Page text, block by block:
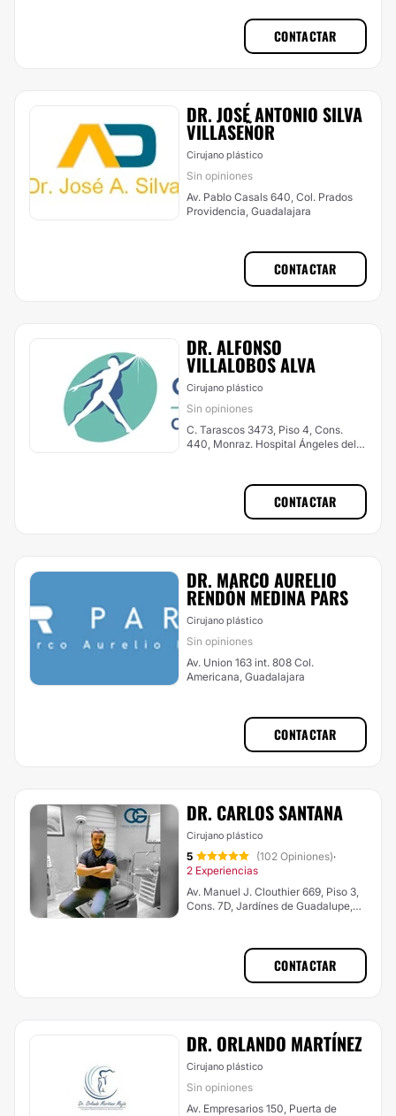
CONTACTAR
DR. JOSÉ ANTONIO SILVA
VILLASEÑOR
Cirujano plástico
Sin opiniones
Av. Pablo Casals 640, Col. Prados
Providencia, Guadalajara
CONTACTAR
DR. ALFONSO
VILLALOBOS ALVA
Cirujano plástico
Sin opiniones
C. Tarascos 3473, Piso 4, Cons.
440, Monraz. Hospital Ángeles del
CONTACTAR
DR. MARCO AURELIO
RENDÓN MEDINA PARS
Cirujano plástico
Sin opiniones
Av. Union 163 int. 808 Col.
Americana, Guadalajara
CONTACTAR
DR. CARLOS SANTANA
Cirujano plástico
5 (102 Opiniones)·
2 Experiencias
Av. Manuel J. Clouthier 669, Piso 3,
Cons. 7D, Jardínes de Guadalupe,
CONTACTAR
DR. ORLANDO MARTÍNEZ
Cirujano plástico
Sin opiniones
Av. Empresarios 150, Puerta de